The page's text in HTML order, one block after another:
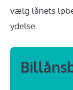
vælg lånets
ydelse.